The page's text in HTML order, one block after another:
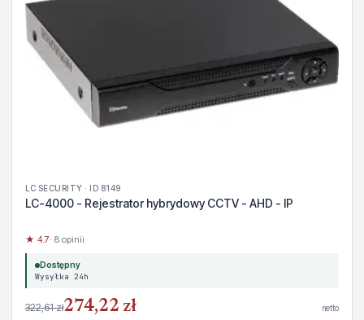
LC SECURITY · ID 8149
LC-4000 - Rejestrator hybrydowy CCTV - AHD - IP
★ 4.7· 8 opinii
Dostępny
Wysyłka 24h
322,61 zł274,22 zł netto